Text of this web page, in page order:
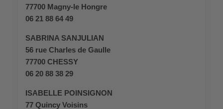
77700 Magny-le Hongre
06 21 88 64 49
SABRINA SANJULIAN
56 rue Charles de Gaulle
77700 CHESSY
06 20 88 38 29
ISABELLE POINSIGNON
77 Quincy Voisins